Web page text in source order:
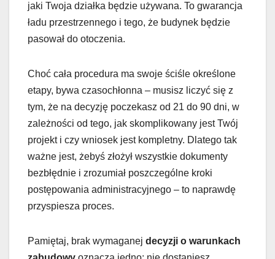
jaki Twoja działka będzie używana. To gwarancja
ładu przestrzennego i tego, że budynek będzie
pasował do otoczenia.
Choć cała procedura ma swoje ściśle określone
etapy, bywa czasochłonna – musisz liczyć się z
tym, że na decyzję poczekasz od 21 do 90 dni, w
zależności od tego, jak skomplikowany jest Twój
projekt i czy wniosek jest kompletny. Dlatego tak
ważne jest, żebyś złożył wszystkie dokumenty
bezbłędnie i zrozumiał poszczególne kroki
postępowania administracyjnego – to naprawdę
przyspiesza proces.
Pamiętaj, brak wymaganej decyzji o warunkach